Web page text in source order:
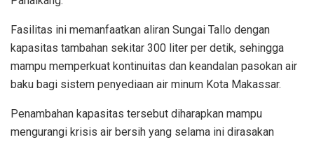
Fasilitas ini memanfaatkan aliran Sungai Tallo dengan
kapasitas tambahan sekitar 300 liter per detik, sehingga
mampu memperkuat kontinuitas dan keandalan pasokan air
baku bagi sistem penyediaan air minum Kota Makassar.
Penambahan kapasitas tersebut diharapkan mampu
mengurangi krisis air bersih yang selama ini dirasakan